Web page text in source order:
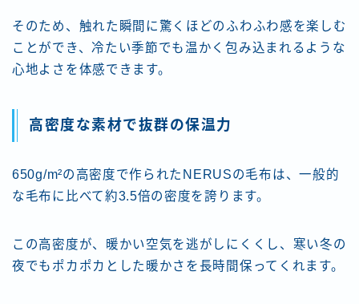
そのため、触れた瞬間に驚くほどのふわふわ感を楽しむ
ことができ、冷たい季節でも温かく包み込まれるような
心地よさを体感できます。
高密度な素材で抜群の保温力
650g/m²の高密度で作られたNERUSの毛布は、一般的
な毛布に比べて約3.5倍の密度を誇ります。
この高密度が、暖かい空気を逃がしにくくし、寒い冬の
夜でもポカポカとした暖かさを長時間保ってくれます。